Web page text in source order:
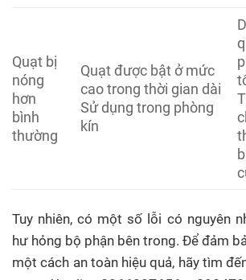
Quạt bị
nóng
hơn
bình
thường
Quạt được bật ở mức
cao trong thời gian dài
Sử dụng trong phòng
kín
Tuy nhiên, có một số lỗi có nguyên
hư hỏng bộ phận bên trong. Để đảm
một cách an toàn hiệu quả, hãy tìm